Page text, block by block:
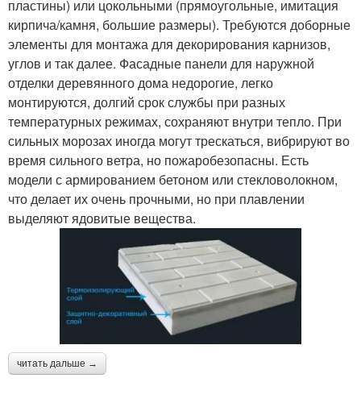
пластины) или цокольными (прямоугольные, имитация
кирпича/камня, большие размеры). Требуются доборные
элементы для монтажа для декорирования карнизов,
углов и так далее. Фасадные панели для наружной
отделки деревянного дома недорогие, легко
монтируются, долгий срок службы при разных
температурных режимах, сохраняют внутри тепло. При
сильных морозах иногда могут трескаться, вибрируют во
время сильного ветра, но пожаробезопасны. Есть
модели с армированием бетоном или стекловолокном,
что делает их очень прочными, но при плавлении
выделяют ядовитые вещества.
читать дальше →